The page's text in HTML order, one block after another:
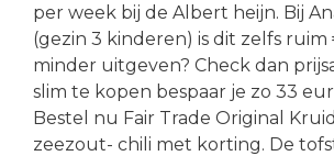
per week bij de Albert heijn. Bij
(gezin 3 kinderen) is dit zelfs ruim
minder uitgeven? Check dan
slim te kopen bespaar je zo 33
Bestel nu Fair Trade Original
zeezout- chili met korting. De